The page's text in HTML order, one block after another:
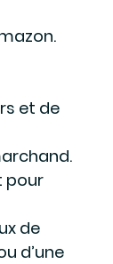
et de
pour
de
d’une